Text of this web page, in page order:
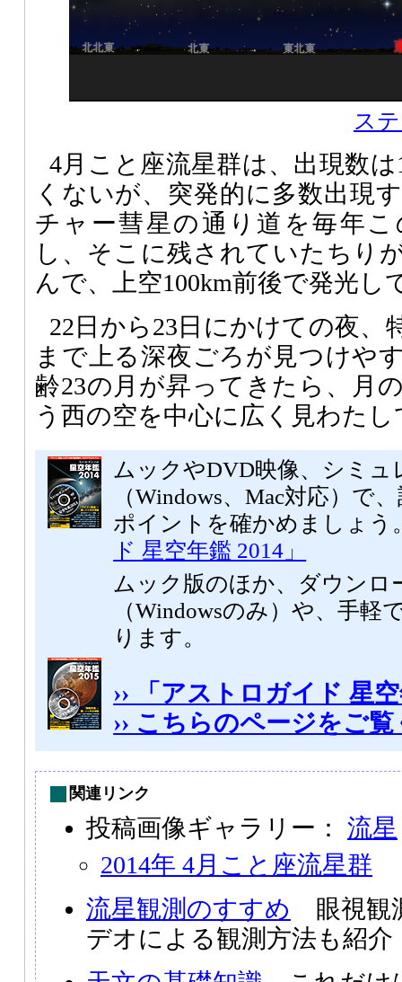
ス
4月こと座流星群は、出現数
くないが、突発的に多数出現
チャー彗星の通り道を毎年
し、そこに残されていたちり
んで、上空100km前後で発光し
22日から23日にかけての夜、
まで上る深夜ごろが見つけや
齢23の月が昇ってきたら、月
う西の空を中心に広く見わた
ムックやDVD映像、シミュ
（Windows、Mac対応）で
ポイントを確かめましょ
ド 星空年鑑 2014」
ムック版のほか、ダウンロ
（Windowsのみ）や、手軽
ります。
›› 「アストロガイド 星
›› こちらのページをご
関連リンク
投稿画像ギャラリー： 流星
2014年 4月こと座流星群
流星観測のすすめ 眼視観
デオによる観測方法も紹介